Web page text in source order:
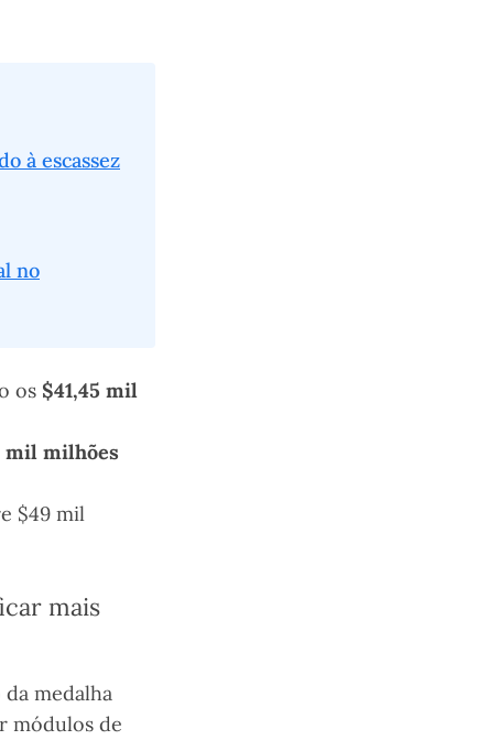
à escassez
no
os $41,45 mil
mil milhões
$49 mil
mais
medalha
módulos de